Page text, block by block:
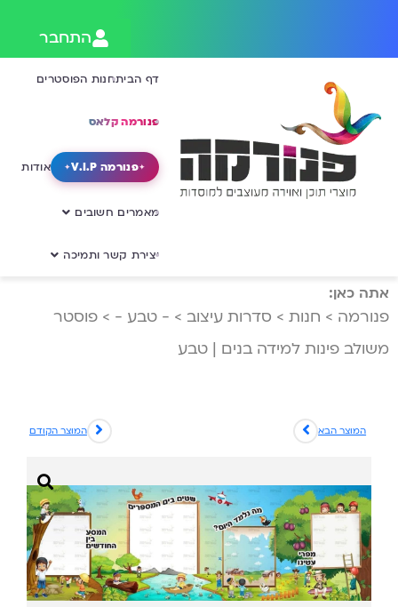
התחבר
דף הביתחנות הפוסטרים
פנורמה קלאס
פנורמה V.I.P אודות
מאמרים חשובים
יצירת קשר ותמיכה
אתה כאן:
פנורמה > חנות > סדרות עיצוב > - טבע - > פוסטר
משולב פינות למידה בנים | טבע
המוצר הקודם המוצר הבא